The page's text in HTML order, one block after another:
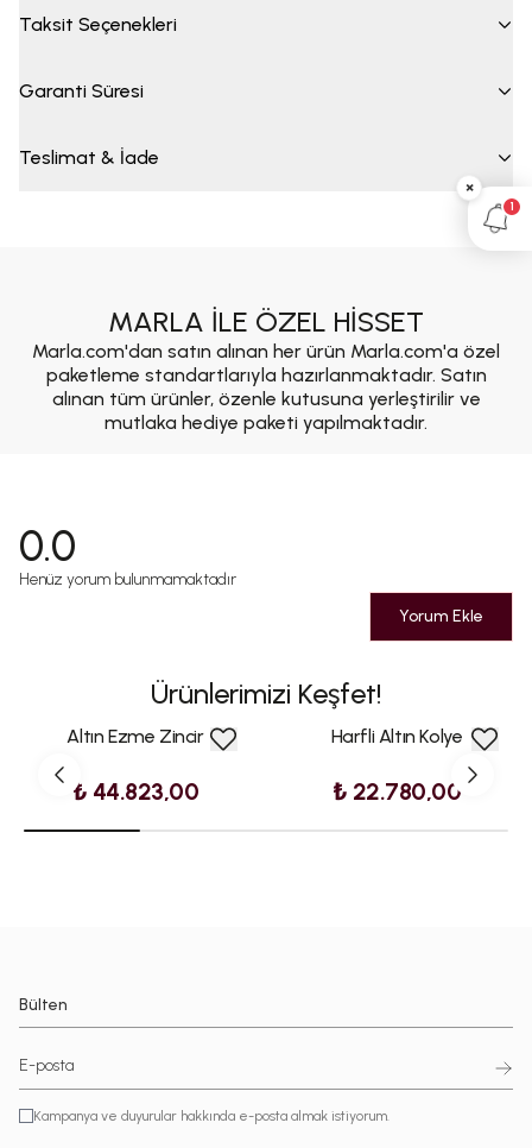
Taksit Seçenekleri
Garanti Süresi
Teslimat & İade
MARLA İLE ÖZEL HİSSET
Marla.com'dan satın alınan her ürün Marla.com'a özel
paketleme standartlarıyla hazırlanmaktadır. Satın
alınan tüm ürünler, özenle kutusuna yerleştirilir ve
mutlaka hediye paketi yapılmaktadır.
0.0
Henüz yorum bulunmamaktadır
Yorum Ekle
Ürünlerimizi Keşfet!
Altın Ezme Zincir
₺ 44.823,00
Harfli Altın Kolye
₺ 22.780,00
Bülten
Kampanya ve duyurular hakkında e-posta almak istiyorum.
×
1